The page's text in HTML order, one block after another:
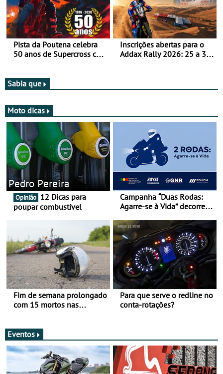
Pista da Poutena celebra
50 anos de Supercross com
Inscrições abertas para o
Addax Rally 2026: 25 a 30
Sabia que
Moto dicas
Pedro Pereira
Opinião
poupar combustível
Campanha “Duas Rodas:
Agarre-se à Vida” decorre
Fim de semana prolongado
com 15 mortos nas
Para que serve o redline no
conta-rotações?
Eventos